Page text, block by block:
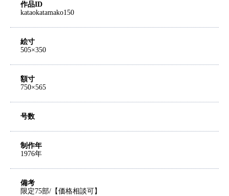
作品ID
kataokatamako150
絵寸
505×350
額寸
750×565
号数
制作年
1976年
備考
限定75部/【価格相談可】